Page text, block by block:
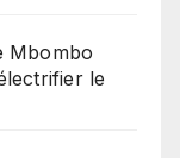
Mbombo
le